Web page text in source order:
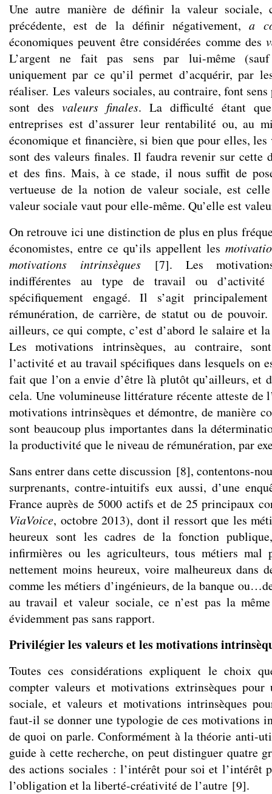
Une autre manière de définir la valeur sociale,
précédente, est de la définir négativement,a
économiques peuvent être considérées comme des
L’argent ne fait pas sens par lui-même
uniquement par ce qu’il permet d’acquérir, par
réaliser. Les valeurs sociales, au contraire, font
sont des valeurs finales. La difficulté étant
entreprises est d’assurer leur rentabilité ou, au
économique et financière, si bien que pour elles,
sont des valeurs finales. Il faudra revenir sur cette
et des fins. Mais, à ce stade, il nous suffit de
vertueuse de la notion de valeur sociale, est
valeur sociale vaut pour elle-même. Qu’elle est
On retrouve ici une distinction de plus en plus
économistes, entre ce qu’ils appellent les
motivations intrinsèques[7]. Les
indifférentes au type de travail ou
spécifiquement engagé. Il s’agit
rémunération, de carrière, de statut ou de
ailleurs, ce qui compte, c’est d’abord le salaire et
Les motivations intrinsèques, au contraire,
l’activité et au travail spécifiques dans lesquels on
fait que l’on a envie d’être là plutôt qu’ailleurs, et
cela. Une volumineuse littérature récente atteste de
motivations intrinsèques et démontre, de manière
sont beaucoup plus importantes dans la
la productivité que le niveau de rémunération, par
Sans entrer dans cette discussion [8], contentons-
surprenants, contre-intuitifs eux aussi, d’une
France auprès de 5000 actifs et de 25 principaux
ViaVoice, octobre 2013), dont il ressort que les
heureux sont les cadres de la fonction
infirmières ou les agriculteurs, tous métiers mal
nettement moins heureux, voire malheureux dans
comme les métiers d’ingénieurs, de la banque
au travail et valeur sociale, ce n’est pas la
évidemment pas sans rapport.
Privilégier les valeurs et les motivations
Toutes ces considérations expliquent le choix
compter valeurs et motivations extrinsèques
sociale, et valeurs et motivations intrinsèques
faut-il se donner une typologie de ces motivations
de quoi on parle. Conformément à la théorie anti-
guide à cette recherche, on peut distinguer quatre
des actions sociales : l’intérêt pour soi et l’intérêt
l’obligation et la liberté-créativité de l’autre [9].